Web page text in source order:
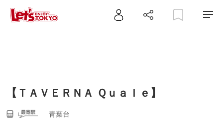
【ＴＡＶＥＲＮＡ Ｑｕａｌｅ】
青葉台